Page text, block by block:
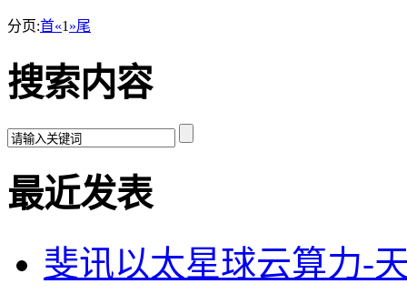
分页:首«1 »尾
搜索内容
最近发表
斐讯以太星球云算力-